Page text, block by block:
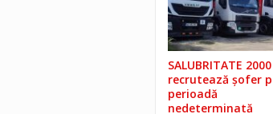
SALUBRITATE
recrutează șofer
perioadă
nedeterminată